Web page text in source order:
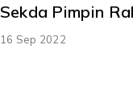
Sekda Pimpin
16 Sep 2022